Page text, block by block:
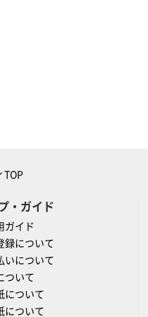
TOP
・ガイド
ガイド
録について
いについて
ついて
について
について